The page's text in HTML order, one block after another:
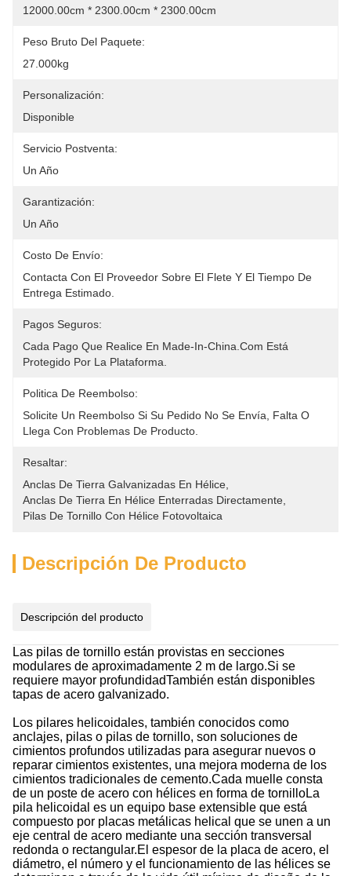
12000.00cm * 2300.00cm * 2300.00cm
Peso Bruto Del Paquete:
27.000kg
Personalización:
Disponible
Servicio Postventa:
Un Año
Garantización:
Un Año
Costo De Envío:
Contacta Con El Proveedor Sobre El Flete Y El Tiempo De
Entrega Estimado.
Pagos Seguros:
Cada Pago Que Realice En Made-In-China.com Está
Protegido Por La Plataforma.
Politica De Reembolso:
Solicite Un Reembolso Si Su Pedido No Se Envía, Falta O
Llega Con Problemas De Producto.
Resaltar:
Anclas De Tierra Galvanizadas En Hélice
Anclas De Tierra En Hélice Enterradas Directamente
Pilas De Tornillo Con Hélice Fotovoltaica
Descripción De Producto
Descripción del producto
Las pilas de tornillo están provistas en secciones
modulares de aproximadamente 2 m de largo.Si se
requiere mayor profundidadTambién están disponibles
tapas de acero galvanizado.
Los pilares helicoidales, también conocidos como
anclajes, pilas o pilas de tornillo, son soluciones de
cimientos profundos utilizadas para asegurar nuevos o
reparar cimientos existentes, una mejora moderna de los
cimientos tradicionales de cemento.Cada muelle consta
de un poste de acero con hélices en forma de tornilloLa
pila helicoidal es un equipo base extensible que está
compuesto por placas metálicas helical que se unen a un
eje central de acero mediante una sección transversal
redonda o rectangular.El espesor de la placa de acero, el
diámetro, el número y el funcionamiento de las hélices se